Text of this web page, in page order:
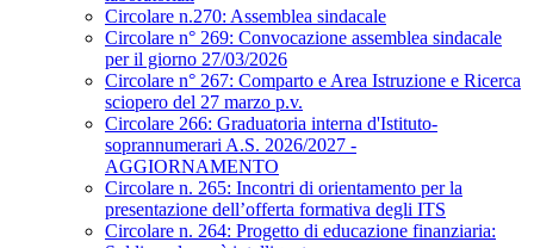
Circolare n.270: Assemblea sindacale
Circolare n° 269: Convocazione assemblea sindacale
per il giorno 27/03/2026
Circolare n° 267: Comparto e Area Istruzione e Ricerca
sciopero del 27 marzo p.v.
Circolare 266: Graduatoria interna d'Istituto-
soprannumerari A.S. 2026/2027 -
AGGIORNAMENTO
Circolare n. 265: Incontri di orientamento per la
presentazione dell’offerta formativa degli ITS
Circolare n. 264: Progetto di educazione finanziaria: